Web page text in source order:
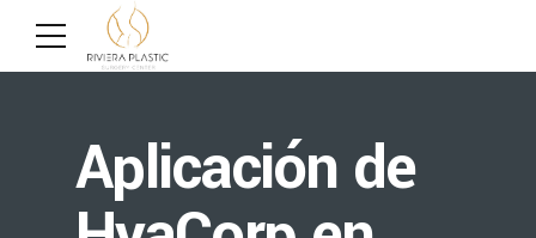
Aplicación de